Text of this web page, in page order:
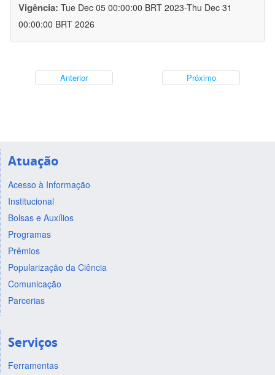
Vigência: Tue Dec 05 00:00:00 BRT 2023-Thu Dec 31
00:00:00 BRT 2026
Anterior Próximo
Atuação
Acesso à Informação
Institucional
Bolsas e Auxílios
Programas
Prêmios
Popularização da Ciência
Comunicação
Parcerias
Serviços
Ferramentas